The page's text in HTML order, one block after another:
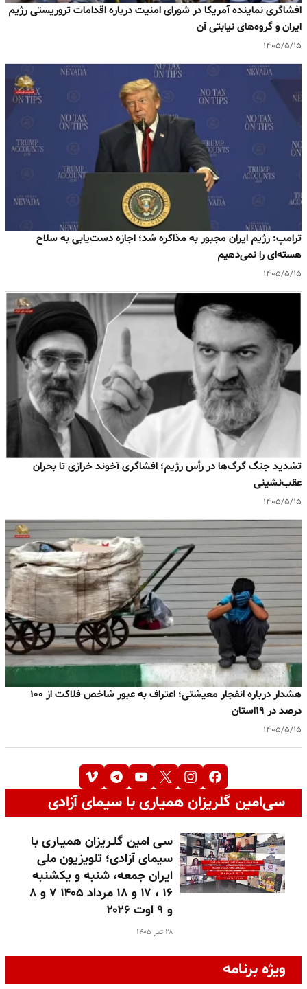
افشاگری نماینده آمریکا در شورای امنیت درباره اقدامات تروریستی رژیم
ایران و گروه‌های نیابتی آن
۱۴۰۵/۵/۱۵
ترامپ: رژیم ایران مجبور به مذاکره شد؛ اجازه دست‌یابی به سلاح
هسته‌ای را نمی‌دهیم
۱۴۰۵/۵/۱۵
تشدید جنگ گرگ‌ها در رأس رژیم؛ افشاگری آخوند خرازی تا بحران
عقب‌نشینی
۱۴۰۵/۵/۱۵
هشدار درباره انفجار معیشتی؛ اعتراف به عبور شاخص فلاکت از ۱۰۰
درصد در ۱۹استان
۱۴۰۵/۵/۱۵
سی‌امین گلریزان همیاری با سیمای آزادی
سـی امین گلـریزان همیـاری با
سیمای آزادی؛ تلویزیون ملی
ایران جمعه، شنبه و یکشنبه
۱۶ ، ۱۷ و ۱۸ مرداد ۱۴۰۵ ۷ و ۸
و ۹ اوت ۲۰۲۶
۲۸ تیر ۱۴۰۵
ویژه برنامه